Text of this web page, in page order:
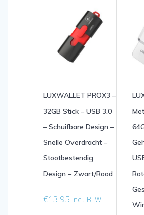
LUXWALLET PROX3 –
32GB Stick – USB 3.0
– Schuifbare Design –
Snelle Overdracht –
Stootbestendig
Design – Zwart/Rood
€13.95 Incl. BTW